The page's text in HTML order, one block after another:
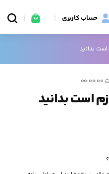
حساب کاربری
است بدانيد
است بدانيد